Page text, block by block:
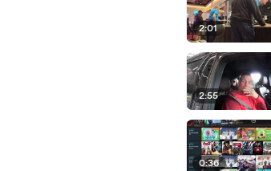
2:01
2:55
0:36